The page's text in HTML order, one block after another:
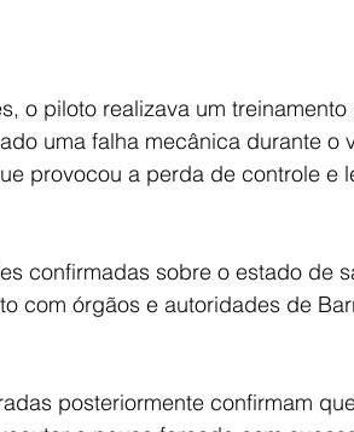
o piloto realizava um
uma falha mecânica durante o
provocou a perda de controle e
confirmadas sobre o estado de
com órgãos e autoridades de
posteriormente confirmam